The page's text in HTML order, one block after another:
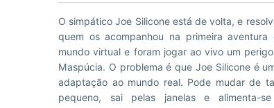
O simpático Joe Silicone está de volta, e
quem os acompanhou na primeira
mundo virtual e foram jogar ao vivo um
Maspúcia. O problema é que Joe Silicone é
adaptação ao mundo real. Pode mudar de
pequeno, sai pelas janelas e alimenta-
desarranjos e desatinos. E o pior é que
real deixou um caminho aberto por onde
Esqueletos Bailarinos, aranhas gigantes e
prontos a destruir tudo em seu redor. Joe
ter de enfrentar um desafio assustador